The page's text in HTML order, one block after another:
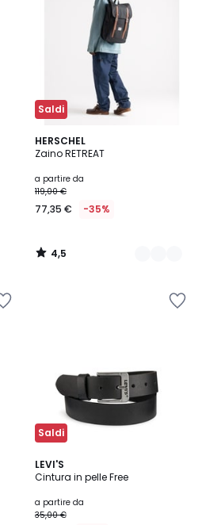
Saldi
HERSCHEL
Zaino RETREAT
a partire da
119,00 €
77,35 € -35%
4,5
/ 5
4
Colori
4,5
/
Saldi
LEVI'S
Cintura in pelle Free
a partire da
35,00 €
4,5
/ 5
2
Colori